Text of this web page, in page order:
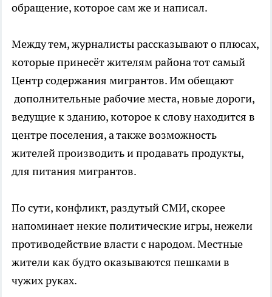
обращение, которое сам же и написал.
Между тем, журналисты рассказывают о плюсах,
которые принесёт жителям района тот самый
Центр содержания мигрантов. Им обещают
дополнительные рабочие места, новые дороги,
ведущие к зданию, которое к слову находится в
центре поселения, а также возможность
жителей производить и продавать продукты,
для питания мигрантов.
По сути, конфликт, раздутый СМИ, скорее
напоминает некие политические игры, нежели
противодействие власти с народом. Местные
жители как будто оказываются пешками в
чужих руках.